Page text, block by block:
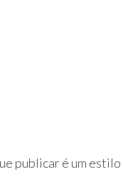
publicar é um estilo